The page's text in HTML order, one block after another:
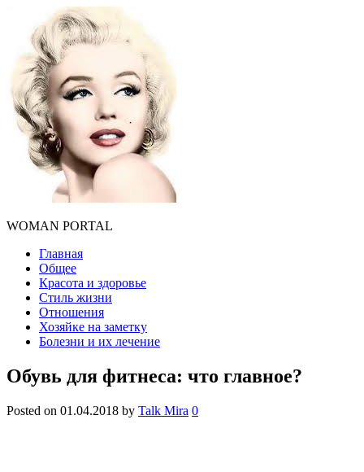
WOMAN PORTAL
Главная
Общее
Красота и здоровье
Стиль жизни
Отношения
Хозяйке на заметку
Болезни и их лечение
Обувь для фитнеса: что главное?
Posted on 01.04.2018 by Talk Mira 0